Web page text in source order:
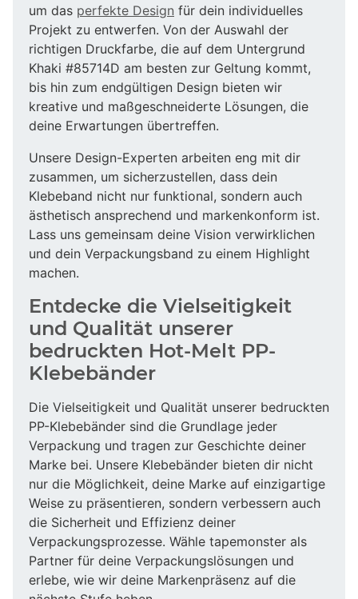
um das perfekte Design für dein individuelles
Projekt zu entwerfen. Von der Auswahl der
richtigen Druckfarbe, die auf dem Untergrund
Khaki #85714D am besten zur Geltung kommt,
bis hin zum endgültigen Design bieten wir
kreative und maßgeschneiderte Lösungen, die
deine Erwartungen übertreffen.
Unsere Design-Experten arbeiten eng mit dir
zusammen, um sicherzustellen, dass dein
Klebeband nicht nur funktional, sondern auch
ästhetisch ansprechend und markenkonform ist.
Lass uns gemeinsam deine Vision verwirklichen
und dein Verpackungsband zu einem Highlight
machen.
Entdecke die Vielseitigkeit
und Qualität unserer
bedruckten Hot-Melt PP-
Klebebänder
Die Vielseitigkeit und Qualität unserer bedruckten
PP-Klebebänder sind die Grundlage jeder
Verpackung und tragen zur Geschichte deiner
Marke bei. Unsere Klebebänder bieten dir nicht
nur die Möglichkeit, deine Marke auf einzigartige
Weise zu präsentieren, sondern verbessern auch
die Sicherheit und Effizienz deiner
Verpackungsprozesse. Wähle tapemonster als
Partner für deine Verpackungslösungen und
erlebe, wie wir deine Markenpräsenz auf die